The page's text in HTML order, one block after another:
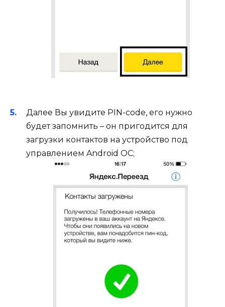
Далее Вы увидите PIN-code, его нужно
будет запомнить – он пригодится для
загрузки контактов на устройство под
управлением Android ОС;